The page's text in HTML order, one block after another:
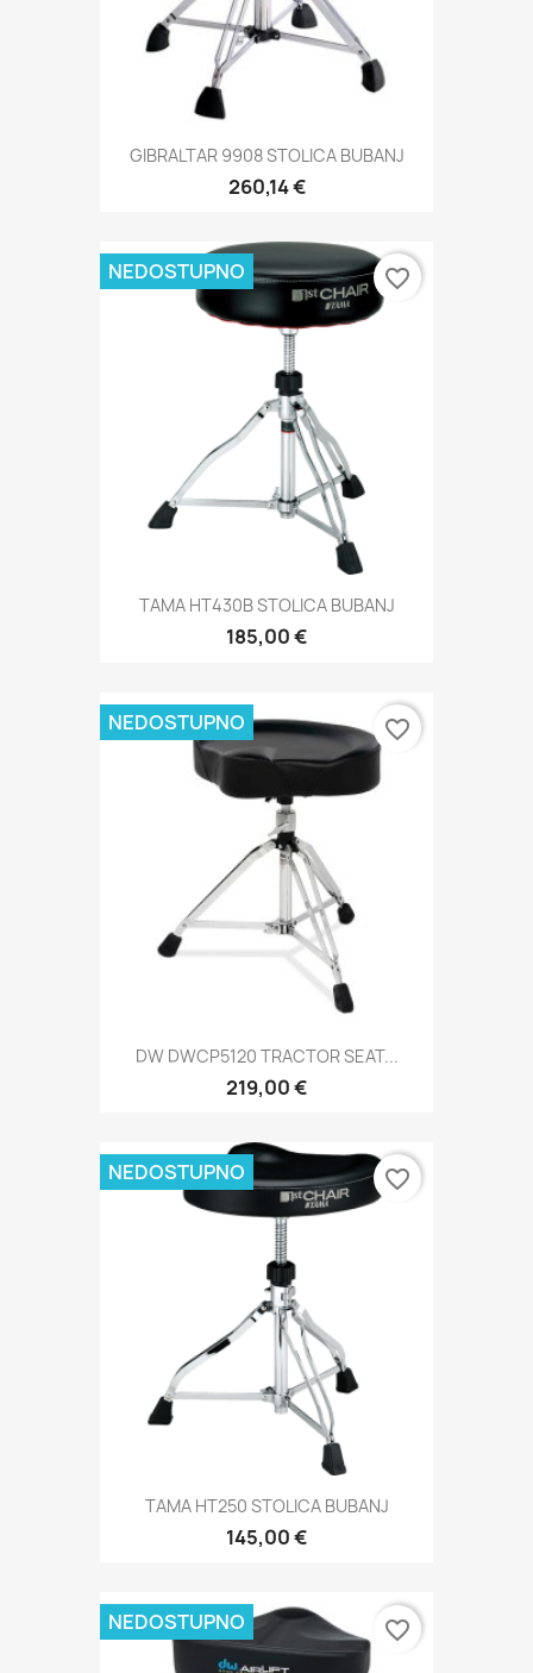
GIBRALTAR 9908 STOLICA BUBANJ
260,14 €
TAMA HT430B STOLICA BUBANJ
185,00 €
NEDOSTUPNO favorite_border
DW DWCP5120 TRACTOR SEAT...
219,00 €
NEDOSTUPNO favorite_border
TAMA HT250 STOLICA BUBANJ
145,00 €
NEDOSTUPNO favorite_border
NEDOSTUPNO favorite_border